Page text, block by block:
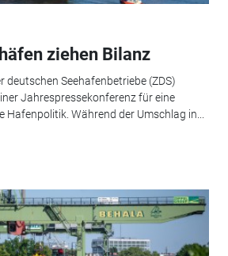
ziehen Bilanz
deutschen Seehafenbetriebe (ZDS)
Jahrespressekonferenz für eine
Während der Umschlag in...